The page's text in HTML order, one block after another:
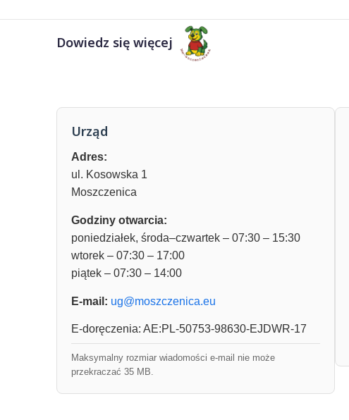
Dowiedz się więcej
Urząd
Adres:
ul. Kosowska 1
Moszczenica
Godziny otwarcia:
poniedziałek, środa–czwartek – 07:30 – 15:30
wtorek – 07:30 – 17:00
piątek – 07:30 – 14:00
E-mail: ug@moszczenica.eu
E-doręczenia: AE:PL-50753-98630-EJDWR-17
Maksymalny rozmiar wiadomości e-mail nie może
przekraczać 35 MB.